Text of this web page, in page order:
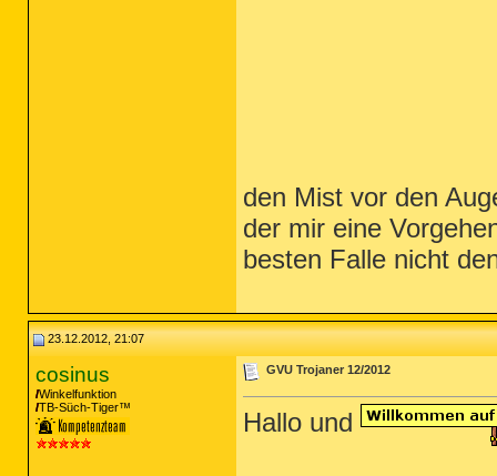
den Mist vor den
der mir eine
besten Falle nicht
23.12.2012, 21:07
cosinus
Winkelfunktion
TB-Süch-Tiger™
GVU Trojaner 12/2012
Hallo und